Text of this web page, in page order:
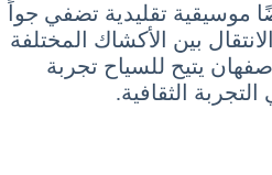
موسيقية تقليدية تضفي جواً
بين الأكشاك المختلفة
يتيح للسياح تجربة
الثقافية.